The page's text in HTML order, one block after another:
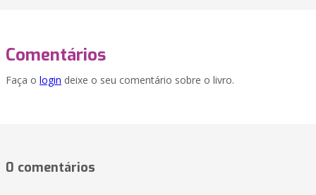
Comentários
Faça o login deixe o seu comentário sobre o livro.
0 comentários